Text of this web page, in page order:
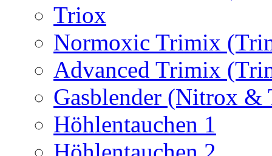
Triox
Normoxic Trimix
Advanced Trimix
Gasblender (Nitrox
Höhlentauchen 1